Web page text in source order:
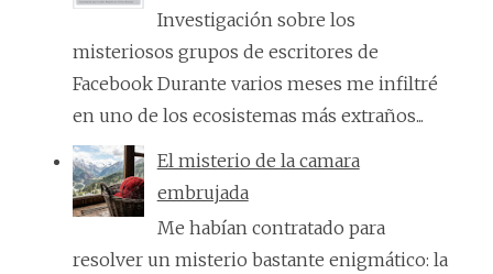
Investigación sobre los
misteriosos grupos de escritores de
Facebook Durante varios meses me infiltré
en uno de los ecosistemas más extraños...
El misterio de la camara
embrujada
Me habían contratado para
resolver un misterio bastante enigmático: la